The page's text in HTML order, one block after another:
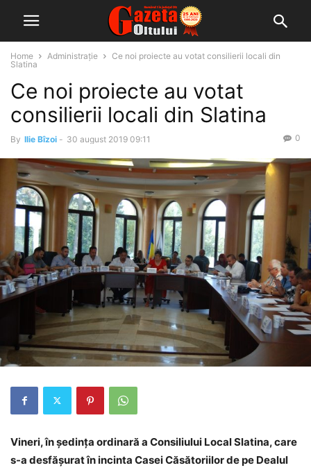
Home Administrație
Ce noi proiecte au votat consilierii locali din
Slatina
Ce noi proiecte au votat
consilierii locali din Slatina
By Ilie Bîzoi - 30 august 2019 09:11 0
Vineri, în ședința ordinară a Consiliului Local Slatina, care
s-a desfășurat în incinta Casei Căsătoriilor de pe Dealul